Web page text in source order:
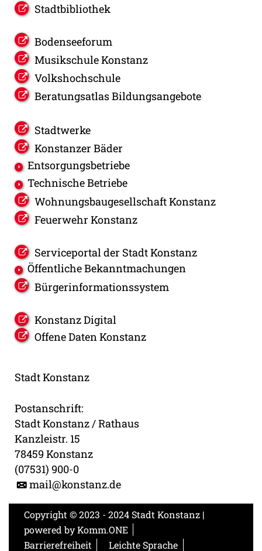
Stadtbibliothek
Bodenseeforum
Musikschule Konstanz
Volkshochschule
Beratungsatlas Bildungsangebote
Stadtwerke
Konstanzer Bäder
Entsorgungsbetriebe
Technische Betriebe
Wohnungsbaugesellschaft Konstanz
Feuerwehr Konstanz
Serviceportal der Stadt Konstanz
Öffentliche Bekanntmachungen
Bürgerinformationssystem
Konstanz Digital
Offene Daten Konstanz
Stadt Konstanz
Postanschrift:
Stadt Konstanz / Rathaus
Kanzleistr. 15
78459 Konstanz
(07531) 900-0
mail@konstanz.de
Copyright © 2023 - 2024 Stadt Konstanz |
powered byKomm.ONE
Barrierefreiheit
Leichte Sprache